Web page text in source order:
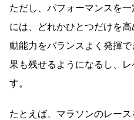
ただし、パフォーマンスを
には、どれかひとつだけを
動能力をバランスよく発揮
果も残せるようになるし、
す。
たとえば、マラソンのレー